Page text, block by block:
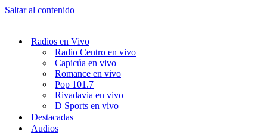
Saltar al contenido
Radios en Vivo
Radio Centro en vivo
Capicúa en vivo
Romance en vivo
Pop 101.7
Rivadavia en vivo
D Sports en vivo
Destacadas
Audios